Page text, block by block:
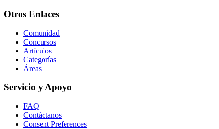
Otros Enlaces
Comunidad
Concursos
Artículos
Categorías
Áreas
Servicio y Apoyo
FAQ
Contáctanos
Consent Preferences